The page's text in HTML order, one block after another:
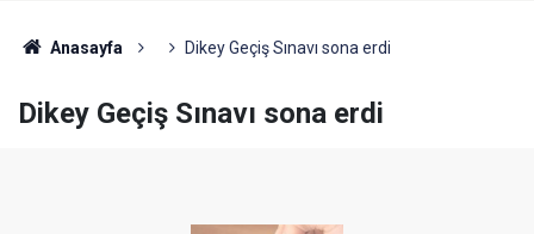
Anasayfa Dikey Geçiş Sınavı sona erdi
Dikey Geçiş Sınavı sona erdi